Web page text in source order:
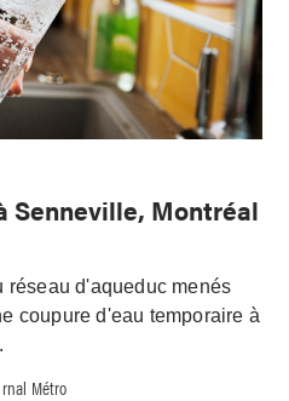
Senneville, Montréal
réseau d'aqueduc menés
coupure d'eau temporaire à
Métro